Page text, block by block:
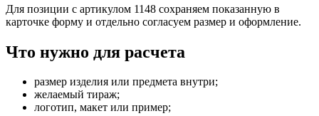
Для позиции с артикулом 1148 сохраняем показанную в
карточке форму и отдельно согласуем размер и оформление.
Что нужно для расчета
размер изделия или предмета внутри;
желаемый тираж;
логотип, макет или пример;